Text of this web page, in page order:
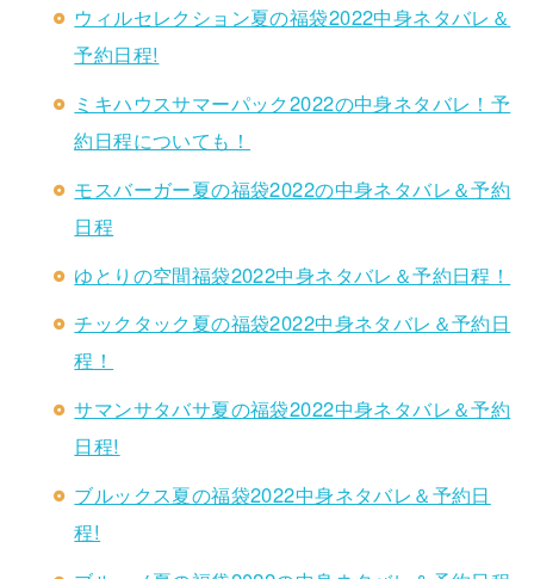
ウィルセレクション夏の福袋2022中身ネタバレ＆
予約日程!
ミキハウスサマーパック2022の中身ネタバレ！予
約日程についても！
モスバーガー夏の福袋2022の中身ネタバレ＆予約
日程
ゆとりの空間福袋2022中身ネタバレ＆予約日程！
チックタック夏の福袋2022中身ネタバレ＆予約日
程！
サマンサタバサ夏の福袋2022中身ネタバレ＆予約
日程!
ブルックス夏の福袋2022中身ネタバレ＆予約日
程!